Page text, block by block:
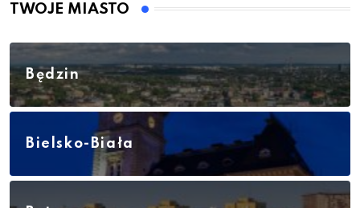
TWOJE MIASTO
Będzin
Bielsko-Biała